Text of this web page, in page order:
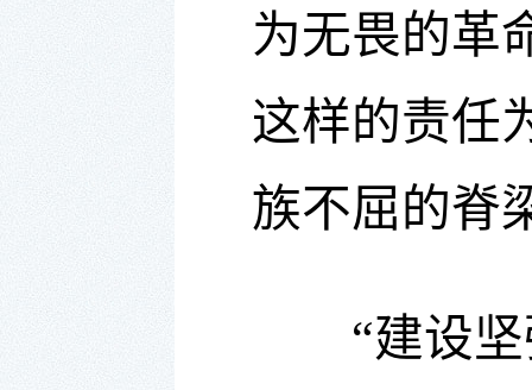
为无畏的革
这样的责任
族不屈的脊
“建设坚